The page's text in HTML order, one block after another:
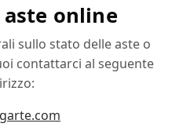
online
sullo stato delle aste o
contattarci al seguente